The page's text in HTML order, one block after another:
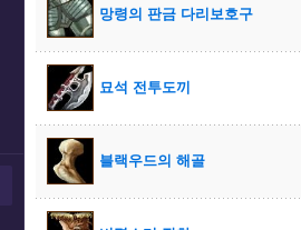
망령의 판금 다리보호구
묘석 전투도끼
블랙우드의 해골